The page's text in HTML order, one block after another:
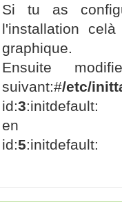
Si tu as
l'installation
graphique.
Ensuite
suivant:#/etc/
id:3:initdefault:
en
id:5:initdefault: